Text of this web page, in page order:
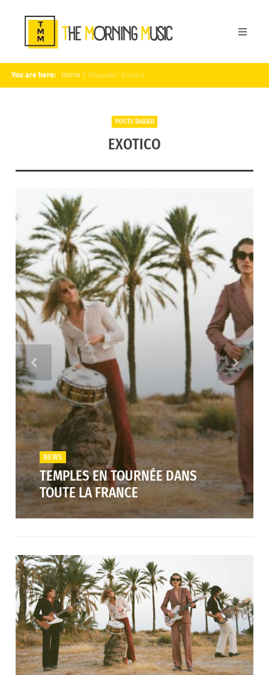
You are here: Home / Étiquette : Exotico
POSTS TAGGED
EXOTICO
NEWS
TEMPLES EN TOURNÉE DANS
TOUTE LA FRANCE